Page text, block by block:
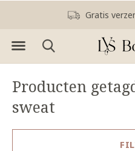
Gratis
Producten
sweat